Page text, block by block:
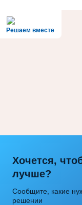
Решаем вместе
Хочется,
лучше?
Сообщите, какие
решении